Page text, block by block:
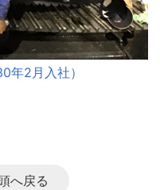
年2月入社）
へ戻る